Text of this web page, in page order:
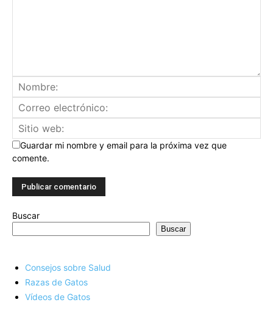
Guardar mi nombre y email para la próxima vez que
comente.
Buscar
Buscar
Consejos sobre Salud
Razas de Gatos
Vídeos de Gatos